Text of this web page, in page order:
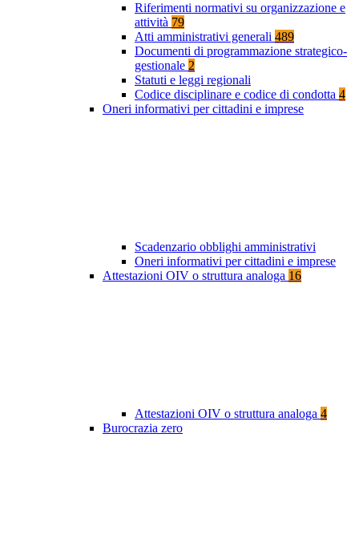
Riferimenti normativi su organizzazione e
attività 79
Atti amministrativi generali 489
Documenti di programmazione strategico-
gestionale 2
Statuti e leggi regionali
Codice disciplinare e codice di condotta 4
Oneri informativi per cittadini e imprese
Scadenzario obblighi amministrativi
Oneri informativi per cittadini e imprese
Attestazioni OIV o struttura analoga 16
Attestazioni OIV o struttura analoga 4
Burocrazia zero